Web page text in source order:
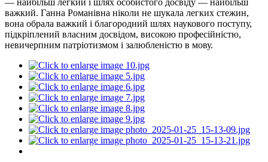
важкий. Ганна Романівна ніколи не шукала легких стежин,
вона обрала важкий і благородний шлях наукового поступу,
підкріплений власним досвідом, високою професійністю,
невичерпним патріотизмом і залюбленістю в мову.